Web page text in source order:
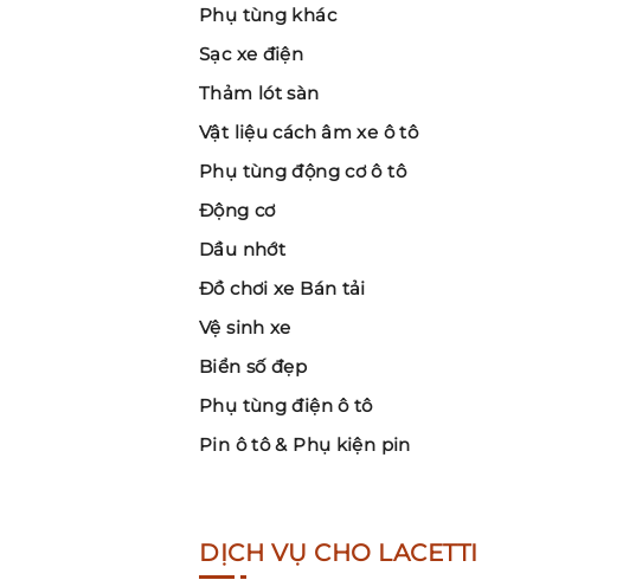
Phụ tùng khác
Sạc xe điện
Thảm lót sàn
Vật liệu cách âm xe ô tô
Phụ tùng động cơ ô tô
Động cơ
Dầu nhớt
Đồ chơi xe Bán tải
Vệ sinh xe
Biển số đẹp
Phụ tùng điện ô tô
Pin ô tô & Phụ kiện pin
DỊCH VỤ CHO LACETTI